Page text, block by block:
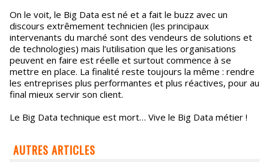
On le voit, le Big Data est né et a fait le buzz avec un
discours extrêmement technicien (les principaux
intervenants du marché sont des vendeurs de solutions et
de technologies) mais l’utilisation que les organisations
peuvent en faire est réelle et surtout commence à se
mettre en place. La finalité reste toujours la même : rendre
les entreprises plus performantes et plus réactives, pour au
final mieux servir son client.
Le Big Data technique est mort… Vive le Big Data métier !
AUTRES ARTICLES